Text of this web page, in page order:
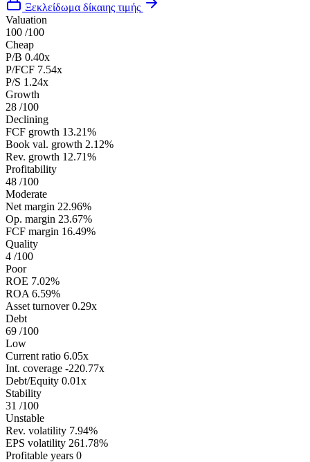
Ξεκλείδωμα δίκαιης τιμής
Valuation
100 /100
Cheap
P/B 0.40x
P/FCF 7.54x
P/S 1.24x
Growth
28 /100
Declining
FCF growth 13.21%
Book val. growth 2.12%
Rev. growth 12.71%
Profitability
48 /100
Moderate
Net margin 22.96%
Op. margin 23.67%
FCF margin 16.49%
Quality
4 /100
Poor
ROE 7.02%
ROA 6.59%
Asset turnover 0.29x
Debt
69 /100
Low
Current ratio 6.05x
Int. coverage -220.77x
Debt/Equity 0.01x
Stability
31 /100
Unstable
Rev. volatility 7.94%
EPS volatility 261.78%
Profitable years 0